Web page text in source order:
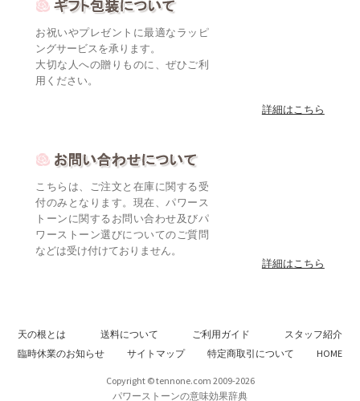
お祝いやプレゼントに最適なラッピ
ングサービスを承ります。
大切な人への贈りものに、ぜひご利
用ください。
詳細はこちら
こちらは、ご注文と在庫に関する受
付のみとなります。現在、パワース
トーンに関するお問い合わせ及びパ
ワーストーン選びについてのご質問
などは受け付けておりません。
詳細はこちら
天の根とは 送料について ご利用ガイド
スタッフ紹介
臨時休業のお知らせ
サイトマップ 特定商取引について HOME
Copyright © tennone.com 2009-2026
パワーストーンの意味効果辞典